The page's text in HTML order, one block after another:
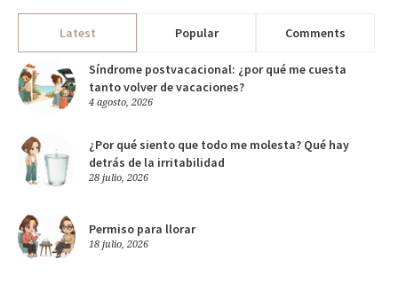
Latest Popular Comments
Síndrome postvacacional: ¿por qué me cuesta
tanto volver de vacaciones?
4 agosto, 2026
¿Por qué siento que todo me molesta? Qué hay
detrás de la irritabilidad
28 julio, 2026
Permiso para llorar
18 julio, 2026